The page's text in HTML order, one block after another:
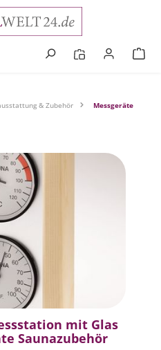
& Zubehör Messgeräte
mit Glas
Saunazubehör